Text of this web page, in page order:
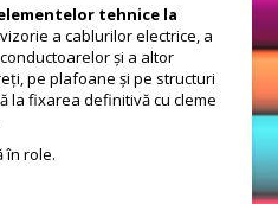
tehnice la
a cablurilor electrice, a
și a altor
pe plafoane și pe structuri
la fixarea definitivă cu cleme
în role.